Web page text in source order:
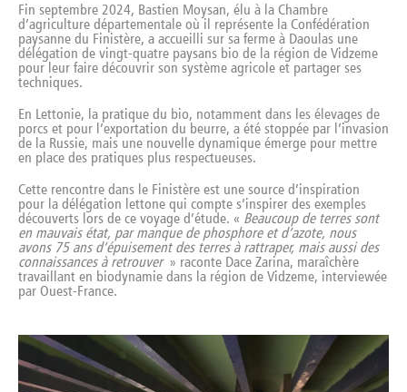
Fin septembre 2024, Bastien Moysan, élu à la Chambre
d’agriculture départementale où il représente la Confédération
paysanne du Finistère, a accueilli sur sa ferme à Daoulas une
délégation de vingt-quatre paysans bio de la région de Vidzeme
pour leur faire découvrir son système agricole et partager ses
techniques.
En Lettonie, la pratique du bio, notamment dans les élevages de
porcs et pour l’exportation du beurre, a été stoppée par l’invasion
de la Russie, mais une nouvelle dynamique émerge pour mettre
en place des pratiques plus respectueuses.
Cette rencontre dans le Finistère est une source d’inspiration
pour la délégation lettone qui compte s’inspirer des exemples
découverts lors de ce voyage d’étude. « Beaucoup de terres sont
en mauvais état, par manque de phosphore et d’azote, nous
avons 75 ans d’épuisement des terres à rattraper, mais aussi des
connaissances à retrouver» raconte Dace Zarina, maraîchère
travaillant en biodynamie dans la région de Vidzeme, interviewée
par Ouest-France.